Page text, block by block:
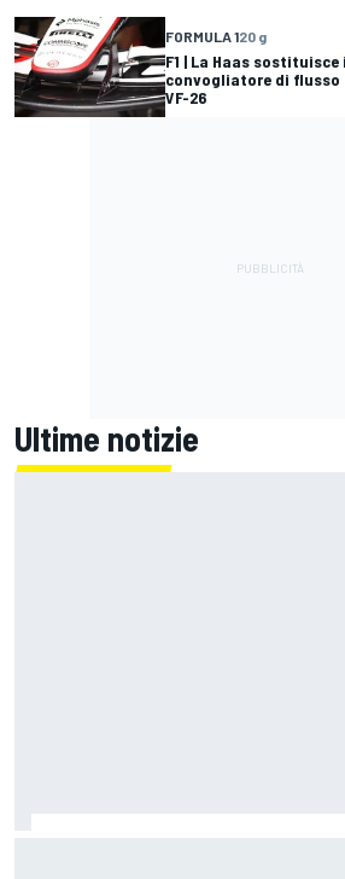
FORMULA 120 g
F1 | La Haas
convogliatore di
VF-26
Ultime notizie